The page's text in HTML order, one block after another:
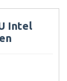
Intel